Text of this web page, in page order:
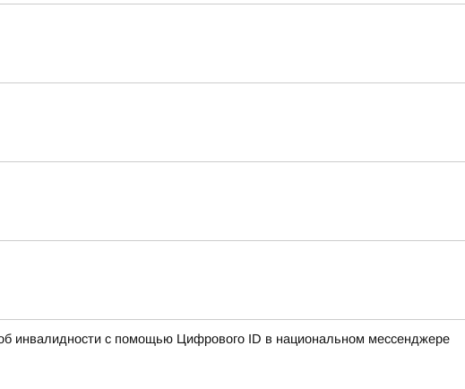
инвалидности с помощью Цифрового ID в национальном мессенджере